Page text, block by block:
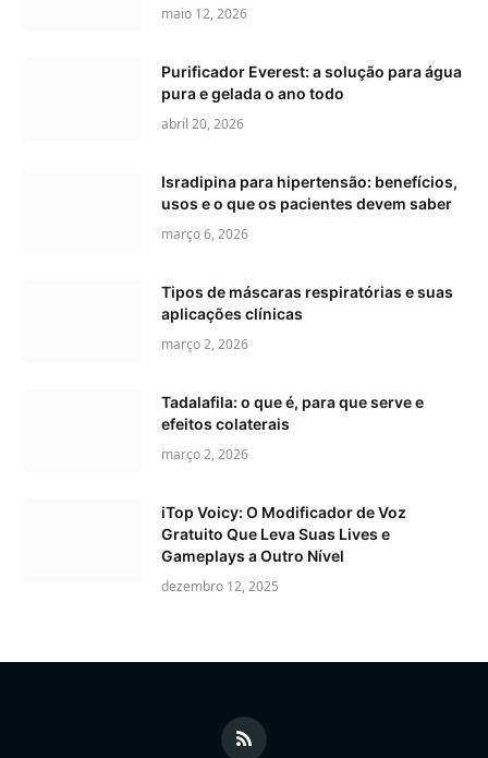
maio 12, 2026
Purificador Everest: a solução para água
pura e gelada o ano todo
abril 20, 2026
Isradipina para hipertensão: benefícios,
usos e o que os pacientes devem saber
março 6, 2026
Tipos de máscaras respiratórias e suas
aplicações clínicas
março 2, 2026
Tadalafila: o que é, para que serve e
efeitos colaterais
março 2, 2026
iTop Voicy: O Modificador de Voz
Gratuito Que Leva Suas Lives e
Gameplays a Outro Nível
dezembro 12, 2025
RSS